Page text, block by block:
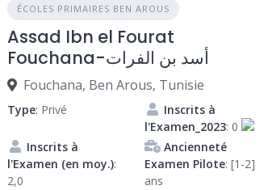
ÉCOLES PRIMAIRES BEN AROUS
Assad Ibn el Fourat
Fouchana-أسد بن الفرات
Fouchana, Ben Arous, Tunisie
Type: Privé
Inscrits à
l'Examen_2023: 0
Inscrits à
l'Examen (en moy.):
2,0
Ancienneté
Examen Pilote: [1-2]
ans